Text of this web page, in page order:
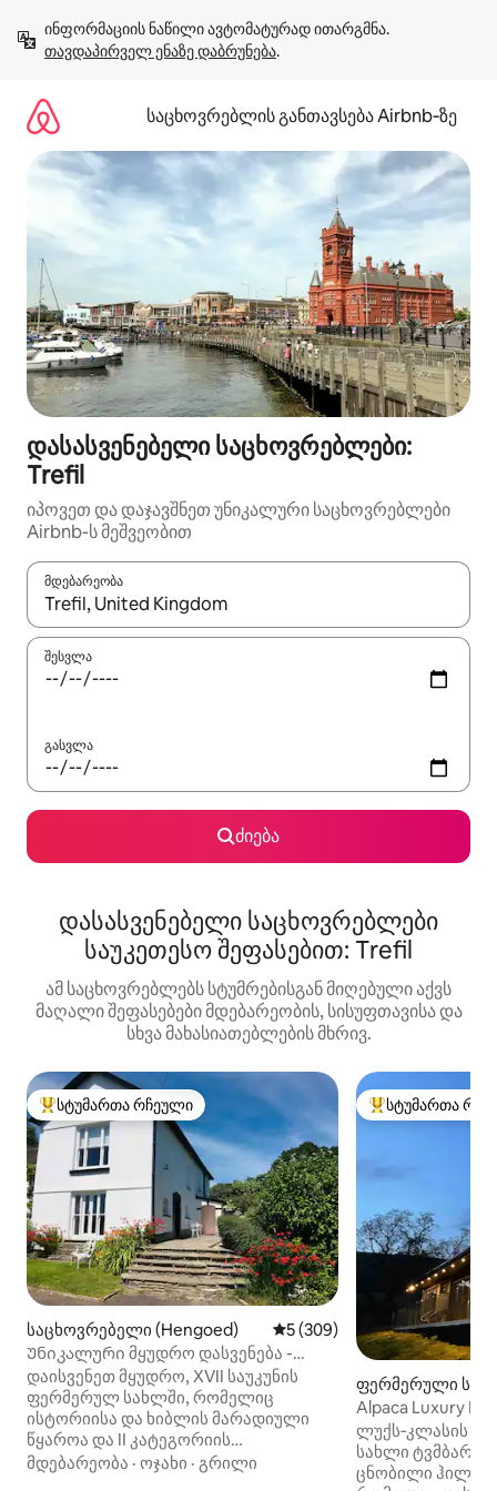
გადასვლა
თავდაპირველ ენაზე დაბრუნება.
საცხოვრებლის განთავსება Airbnb‑ზე
დასასვენებელი საცხოვრებლები:
Trefil
იპოვეთ და დაჯავშნეთ უნიკალური საცხოვრებლები
Airbnb-ს მეშვეობით
მდებარეობა
როცა შედეგები ხელმისაწვდომი გახდება, ნავიგაციისთვის
შესვლა
გასვლა
ძიება
დასასვენებელი საცხოვრებლები
საუკეთესო შეფასებით: Trefil
ამ საცხოვრებლებს სტუმრებისგან მიღებული აქვს
მაღალი შეფასებები მდებარეობის, სისუფთავისა და
სხვა მახასიათებლების მხრივ.
სტუმართა რჩეული მოწინავე ვარიანტი
სტუმართა რჩეული
საცხოვრებელი (Hengoed) საშუალო შეფასებაა 5‑დან
5 (309)
Უნიკალური მყუდრო დასვენება -
ფართო 3-საწოლიანი ფერმერული
სახლი
დაისვენეთ მყუდრო, XVII საუკუნის
ფერმერულ სახლში, რომელიც
ისტორიისა და ხიბლის მარადიული
წყაროა და II კატეგორიის
არქიტექტურული ძეგლის სტატუსით
მდებარეობა · ოჯახი · გრილი
სტუმართა
სტუმართა
ფერმერული
ლი (რისკა)
Alpaca Luxury
გარდენფილდის
ლუქს‑კლასის
სახლი
ცნობილი